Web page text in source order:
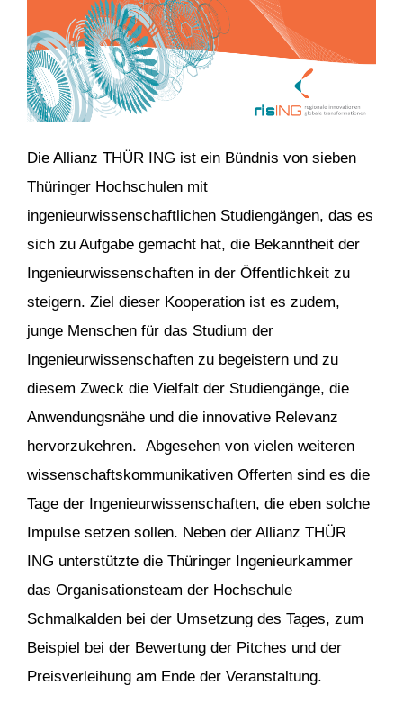
Die Allianz THÜR ING ist ein Bündnis von sieben
Thüringer Hochschulen mit
ingenieurwissenschaftlichen Studiengängen, das es
sich zu Aufgabe gemacht hat, die Bekanntheit der
Ingenieurwissenschaften in der Öffentlichkeit zu
steigern. Ziel dieser Kooperation ist es zudem,
junge Menschen für das Studium der
Ingenieurwissenschaften zu begeistern und zu
diesem Zweck die Vielfalt der Studiengänge, die
Anwendungsnähe und die innovative Relevanz
hervorzukehren. Abgesehen von vielen weiteren
wissenschaftskommunikativen Offerten sind es die
Tage der Ingenieurwissenschaften, die eben solche
Impulse setzen sollen. Neben der Allianz THÜR
ING unterstützte die Thüringer Ingenieurkammer
das Organisationsteam der Hochschule
Schmalkalden bei der Umsetzung des Tages, zum
Beispiel bei der Bewertung der Pitches und der
Preisverleihung am Ende der Veranstaltung.